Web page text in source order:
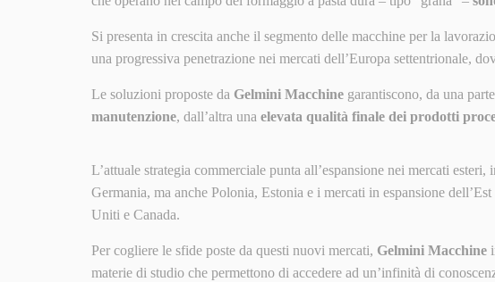
Si presenta in crescita anche il segmento delle macchine per la
una progressiva penetrazione nei mercati dell’Europa settentrionale,
Le soluzioni proposte da Gelmini Macchine garantiscono, da una
manutenzione, dall’altra una elevata qualità finale dei prodotti
L’attuale strategia commerciale punta all’espansione nei mercati
Germania, ma anche Polonia, Estonia e i mercati in espansione
Uniti e Canada.
Per cogliere le sfide poste da questi nuovi mercati, Gelmini Macchine
materie di studio che permettono di accedere ad un’infinità di